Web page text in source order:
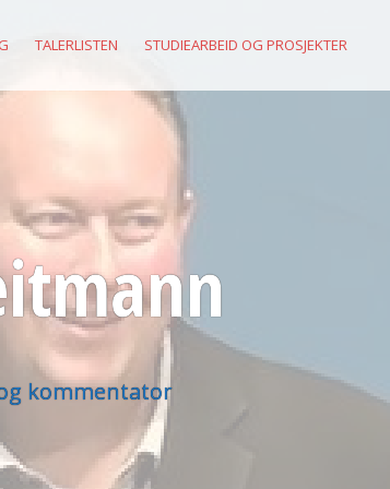
TALERLISTEN STUDIEARBEID OG PROSJEKTER
kommentator